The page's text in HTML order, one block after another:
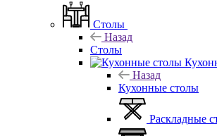
Столы
Назад
Столы
Назад
Кухонные столы
Раскладные